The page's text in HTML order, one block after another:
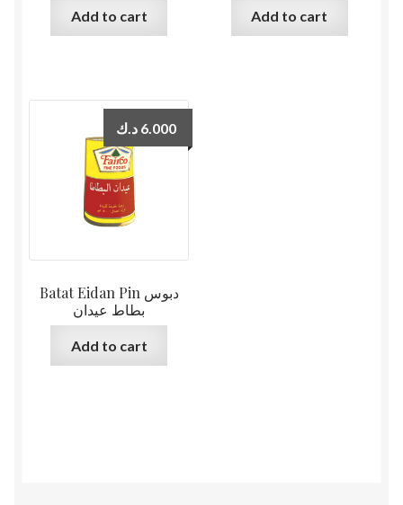
Add to cart Add to cart
Batat Eidan Pin دبوس
بطاط عيدان
6.000 د.ك
Add to cart